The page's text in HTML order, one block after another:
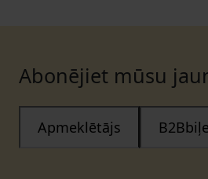
Abonējiet mūsu
Apmeklētājs